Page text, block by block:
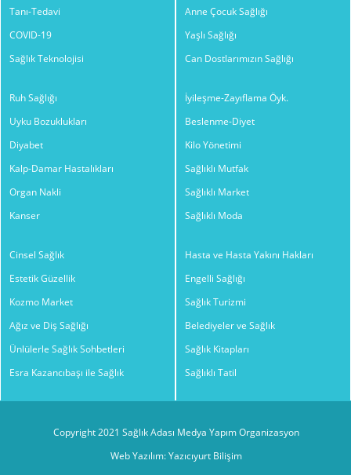
Tanı-Tedavi
COVID-19
Sağlık Teknolojisi
Anne Çocuk Sağlığı
Yaşlı Sağlığı
Can Dostlarımızın Sağlığı
Ruh Sağlığı
Uyku Bozuklukları
Diyabet
Kalp-Damar Hastalıkları
Organ Nakli
Kanser
İyileşme-Zayıflama Öyk.
Beslenme-Diyet
Kilo Yönetimi
Sağlıklı Mutfak
Sağlıklı Market
Sağlıklı Moda
Cinsel Sağlık
Estetik Güzellik
Kozmo Market
Ağız ve Diş Sağlığı
Ünlülerle Sağlık Sohbetleri
Esra Kazancıbaşı ile Sağlık
Hasta ve Hasta Yakını Hakları
Engelli Sağlığı
Sağlık Turizmi
Belediyeler ve Sağlık
Sağlık Kitapları
Sağlıklı Tatil
Copyright 2021 Sağlık Adası Medya Yapım Organizasyon
Web Yazılım: Yazıcıyurt Bilişim